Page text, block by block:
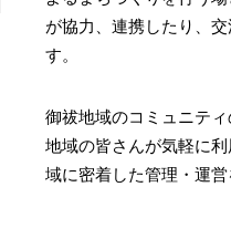
が協力、連携したり、
す。
御祓地域のコミュニティ
地域の皆さんが気軽に
域に密着した管理・運営